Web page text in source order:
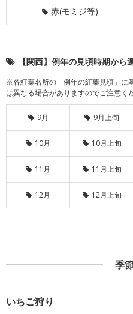
赤(モミジ等)
【関西】例年の見頃時期から
※各紅葉名所の「例年の紅葉見頃」に
は異なる場合がありますのでご注意く
9月 9月上旬
10月 10月上旬
11月 11月上旬
12月 12月上旬
季
いちご狩り